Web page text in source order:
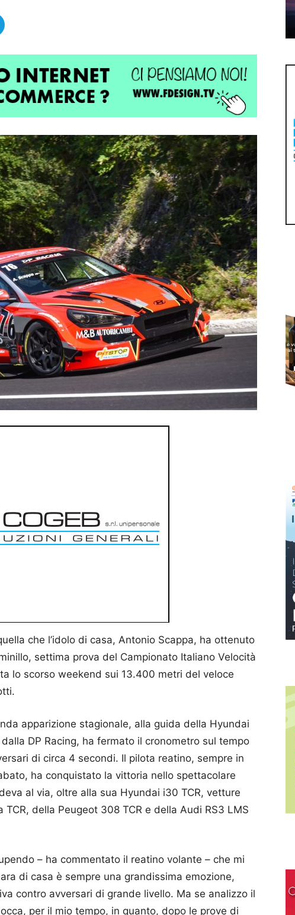
che l’idolo di casa, Antonio Scappa, ha ottenuto
settima prova del Campionato Italiano Velocità
lo scorso weekend sui 13.400 metri del veloce
apparizione stagionale, alla guida della Hyundai
DP Racing, ha fermato il cronometro sul tempo
di circa 4 secondi. Il pilota reatino, sempre in
ha conquistato la vittoria nello spettacolare
al via, oltre alla sua Hyundai i30 TCR, vetture
della Peugeot 308 TCR e della Audi RS3 LMS
– ha commentato il reatino volante – che mi
di casa è sempre una grandissima emozione,
contro avversari di grande livello. Ma se analizzo il
per il mio tempo, in quanto, dopo le prove di